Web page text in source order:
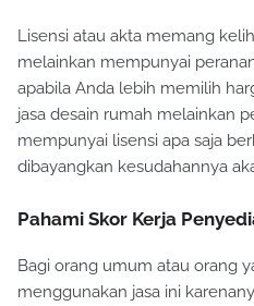
Lisensi atau akta memang
melainkan mempunyai
apabila Anda lebih memilih
jasa desain rumah melainkan
mempunyai lisensi apa saja
dibayangkan kesudahannya
Pahami Skor Kerja
Bagi orang umum atau orang
menggunakan jasa ini